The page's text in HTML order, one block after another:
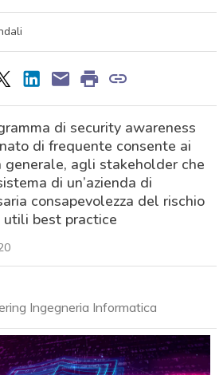
di security awareness
di frequente consente ai
generale, agli stakeholder che
di un’azienda di
consapevolezza del rischio
utili best practice
Ingegneria Informatica